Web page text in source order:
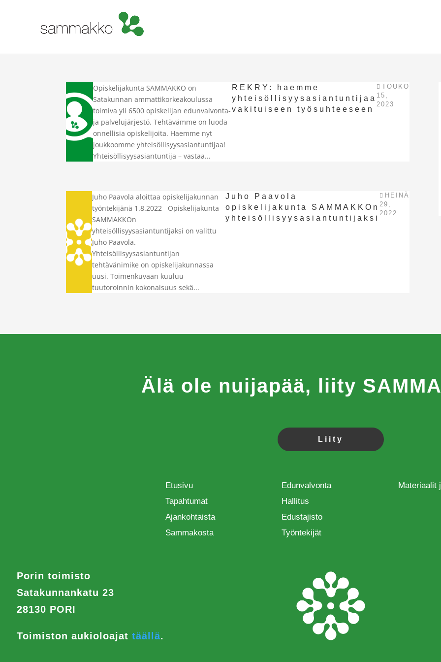
REKRY: haemme
yhteisöllisyysasiantuntijaa
vakituiseen työsuhteeseen
TOUKO
15,
2023
Opiskelijakunta SAMMAKKO on
Satakunnan ammattikorkeakoulussa
toimiva yli 6500 opiskelijan edunvalvonta-
ja palvelujärjestö. Tehtävämme on luoda
onnellisia opiskelijoita. Haemme nyt
joukkoomme yhteisöllisyysasiantuntijaa!
Yhteisöllisyysasiantuntija – vastaa...
Juho Paavola
opiskelijakunta SAMMAKKOn
yhteisöllisyysasiantuntijaksi
HEINÄ
29,
2022
Juho Paavola aloittaa opiskelijakunnan
työntekijänä 1.8.2022 Opiskelijakunta
SAMMAKKOn
yhteisöllisyysasiantuntijaksi on valittu
Juho Paavola.
Yhteisöllisyysasiantuntijan
tehtävänimike on opiskelijakunnassa
uusi. Toimenkuvaan kuuluu
tuutoroinnin kokonaisuus sekä...
Älä ole nuijapää, liity
Liity
Etusivu
Tapahtumat
Ajankohtaista
Sammakosta
Edunvalvonta
Hallitus
Edustajisto
Työntekijät
Materiaalit
Porin toimisto
Satakunnankatu 23
28130 PORI
Toimiston aukioloajat täällä.